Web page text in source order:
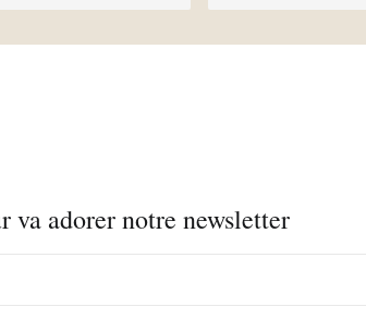
va adorer notre newsletter